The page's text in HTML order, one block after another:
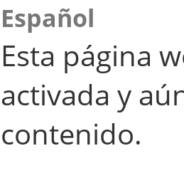
Español
Esta página
activada y
contenido.